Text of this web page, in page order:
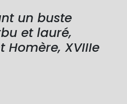
un buste
et lauré,
XVIIIe